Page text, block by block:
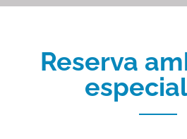
Reserva